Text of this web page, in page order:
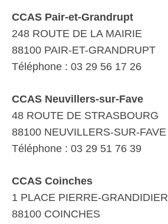
CCAS Pair-et-Grandrupt
248 ROUTE DE LA MAIRIE
88100 PAIR-ET-GRANDRUPT
Téléphone : 03 29 56 17 26
CCAS Neuvillers-sur-Fave
48 ROUTE DE STRASBOURG
88100 NEUVILLERS-SUR-FAVE
Téléphone : 03 29 51 76 39
CCAS Coinches
1 PLACE PIERRE-GRANDIDIER
88100 COINCHES